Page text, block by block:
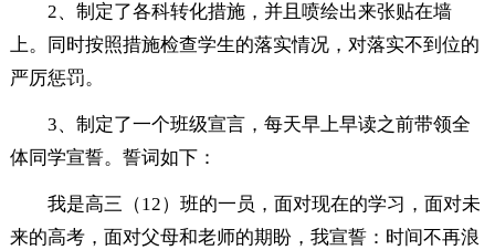
2、制定了各科转化措施，并且喷绘出来张贴在墙
上。同时按照措施检查学生的落实情况，对落实不到位的
严厉惩罚。
3、制定了一个班级宣言，每天早上早读之前带领全
体同学宣誓。誓词如下：
我是高三（12）班的一员，面对现在的学习，面对未
来的高考，面对父母和老师的期盼，我宣誓：时间不再浪